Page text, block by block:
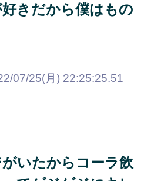
きだから僕はもの
07/25(月) 22:25:25.51
いたからコーラ飲